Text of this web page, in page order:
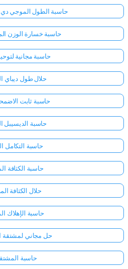
حاسبة الطول الموجي دي
حاسبة خسارة الوزن
حاسبة مجانية
حلال طول ديباي
حاسبة ثابت
حاسبة الديسيبل
حاسبة التكامل
حاسبة الكثافة
حلال الكثافة
حاسبة الإهلاك
حل مجاني لمشتقة
حاسبة